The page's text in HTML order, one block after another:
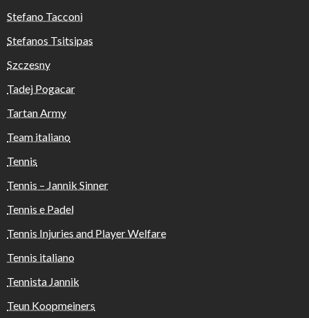
Stefano Tacconi
Stefanos Tsitsipas
Szczesny
Tadej Pogacar
Tartan Army
Team italiano
Tennis
Tennis – Jannik Sinner
Tennis e Padel
Tennis Injuries and Player Welfare
Tennis italiano
Tennista Jannik
Teun Koopmeiners